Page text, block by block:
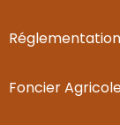
Foncier